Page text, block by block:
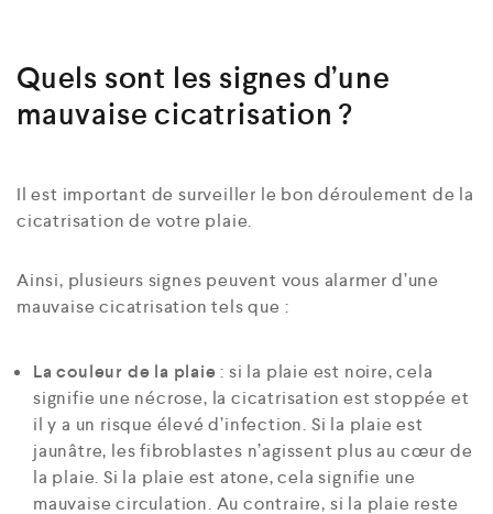
Quels sont les signes d’une
mauvaise cicatrisation ?
Il est important de surveiller le bon déroulement de la
cicatrisation de votre plaie.
Ainsi, plusieurs signes peuvent vous alarmer d’une
mauvaise cicatrisation tels que :
La couleur de la plaie: si la plaie est noire, cela
signifie une nécrose, la cicatrisation est stoppée et
il y a un risque élevé d’infection. Si la plaie est
jaunâtre, les fibroblastes n’agissent plus au cœur de
la plaie. Si la plaie est atone, cela signifie une
mauvaise circulation. Au contraire, si la plaie reste